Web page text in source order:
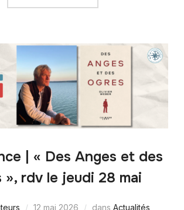
| « Des Anges et des
», rdv le jeudi 28 mai
12 mai 2026 dans Actualités